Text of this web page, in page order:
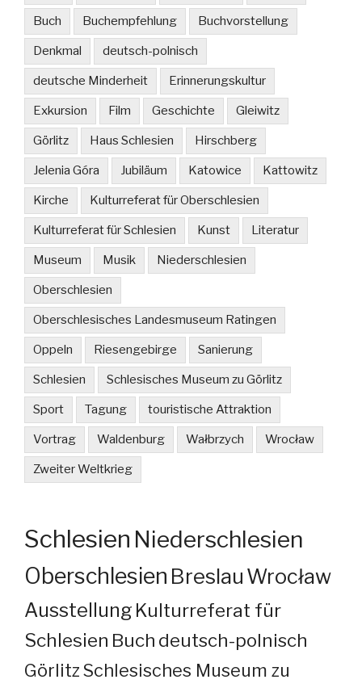
Buch Buchempfehlung Buchvorstellung
Denkmal deutsch-polnisch
deutsche Minderheit Erinnerungskultur
Exkursion Film Geschichte Gleiwitz
Görlitz Haus Schlesien Hirschberg
Jelenia Góra Jubiläum Katowice Kattowitz
Kirche Kulturreferat für Oberschlesien
Kulturreferat für Schlesien Kunst Literatur
Museum Musik Niederschlesien
Oberschlesien
Oberschlesisches Landesmuseum Ratingen
Oppeln Riesengebirge Sanierung
Schlesien Schlesisches Museum zu Görlitz
Sport Tagung touristische Attraktion
Vortrag Waldenburg Wałbrzych Wrocław
Zweiter Weltkrieg
Schlesien Niederschlesien
Oberschlesien Breslau Wrocław
Ausstellung Kulturreferat für
Schlesien Buch deutsch-polnisch
GörlitzSchlesisches Museum zu